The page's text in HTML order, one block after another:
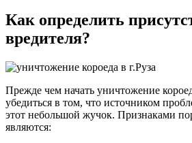
Как определить
вредителя?
Прежде чем начать уничтожение
убедиться в том, что источником
этот небольшой жучок. Признаками
являются: